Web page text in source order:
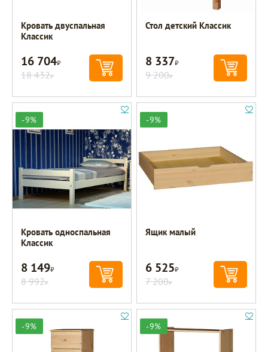
Кровать двуспальная
Классик
16 704Р
18 432Р
Стол детский Классик
8 337Р
9 200Р
-9%
Кровать односпальная
Классик
8 149Р
8 992Р
-9%
Ящик малый
6 525Р
7 200Р
-9% -9%